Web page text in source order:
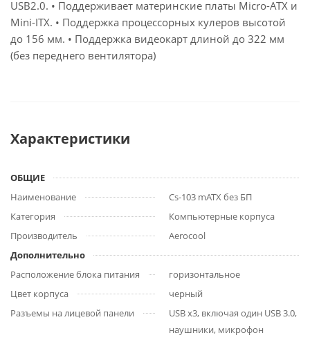
USB2.0. • Поддерживает материнские платы Micro-ATX и
Mini-ITX. • Поддержка процессорных кулеров высотой
до 156 мм. • Поддержка видеокарт длиной до 322 мм
(без переднего вентилятора)
Характеристики
ОБЩИЕ
Наименование
Cs-103 mATX без БП
Категория
Компьютерные корпуса
Производитель
Aerocool
Дополнительно
Расположение блока питания
горизонтальное
Цвет корпуса
черный
Разъемы на лицевой панели
USB x3, включая один USB 3.0,
наушники, микрофон